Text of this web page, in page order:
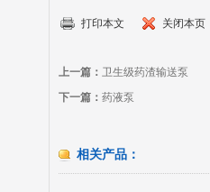
打印本文 关闭本页
上一篇： 卫生级药渣输送泵
下一篇： 药液泵
相关产品：